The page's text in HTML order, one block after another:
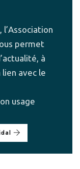
l’Association
permet
à
lien avec le
usage